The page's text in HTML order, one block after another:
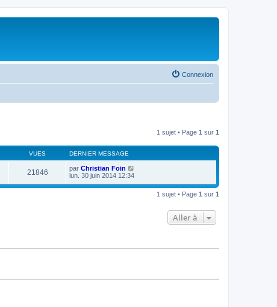
Connexion
1 sujet • Page 1 sur 1
VUES DERNIER MESSAGE
21846 par Christian Foin
lun. 30 juin 2014 12:34
1 sujet • Page 1 sur 1
Aller à